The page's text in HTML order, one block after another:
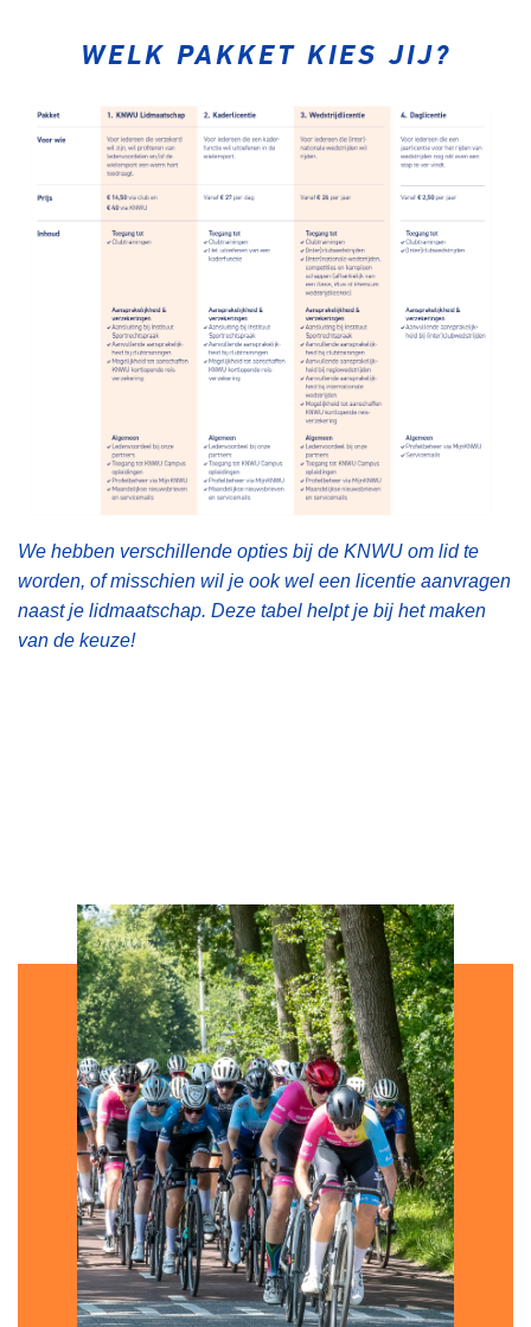
WELK PAKKET KIES JIJ?
We hebben verschillende opties bij de KNWU om lid te
worden, of misschien wil je ook wel een licentie aanvragen
naast je lidmaatschap. Deze tabel helpt je bij het maken
van de keuze!